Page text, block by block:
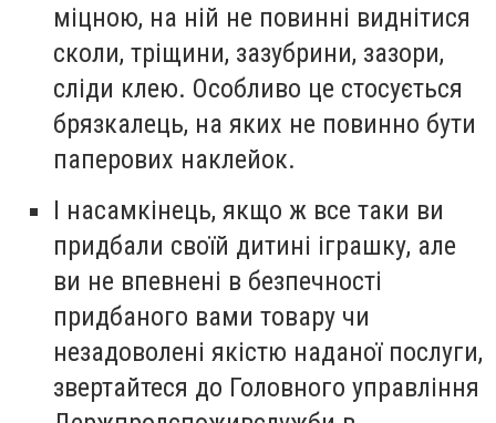
міцною, на ній не повинні виднітися
сколи, тріщини, зазубрини, зазори,
сліди клею. Особливо це стосується
брязкалець, на яких не повинно бути
паперових наклейок.
І насамкінець, якщо ж все таки ви
придбали своїй дитині іграшку, але
ви не впевнені в безпечності
придбаного вами товару чи
незадоволені якістю наданої послуги,
звертайтеся до Головного управління